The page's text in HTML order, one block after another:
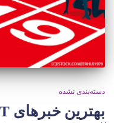
دسته‌بندی نشده